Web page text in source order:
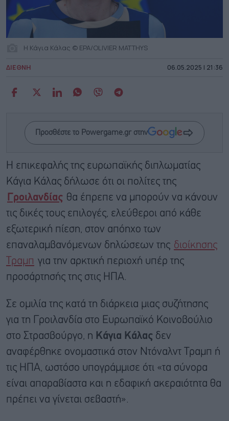
Η Κάγια Κάλας © EPA/OLIVIER MATTHYS
ΔΙΕΘΝΗ 06.05.2025 | 21:36
Προσθέστε το Powergame.gr στην
Η επικεφαλής της ευρωπαϊκής διπλωματίας
Κάγια Κάλας δήλωσε ότι οι πολίτες της
Γροιλανδίας θα έπρεπε να μπορούν να κάνουν
τις δικές τους επιλογές, ελεύθεροι από κάθε
εξωτερική πίεση, στον απόηχο των
επαναλαμβανόμενων δηλώσεων της διοίκησης
Τραμπ για την αρκτική περιοχή υπέρ της
προσάρτησής της στις ΗΠΑ.
Σε ομιλία της κατά τη διάρκεια μιας συζήτησης
για τη Γροιλανδία στο Ευρωπαϊκό Κοινοβούλιο
στο Στρασβούργο, η Κάγια Κάλας δεν
αναφέρθηκε ονομαστικά στον Ντόναλντ Τραμπ ή
τις ΗΠΑ, ωστόσο υπογράμμισε ότι «τα σύνορα
είναι απαραβίαστα και η εδαφική ακεραιότητα θα
πρέπει να γίνεται σεβαστή».